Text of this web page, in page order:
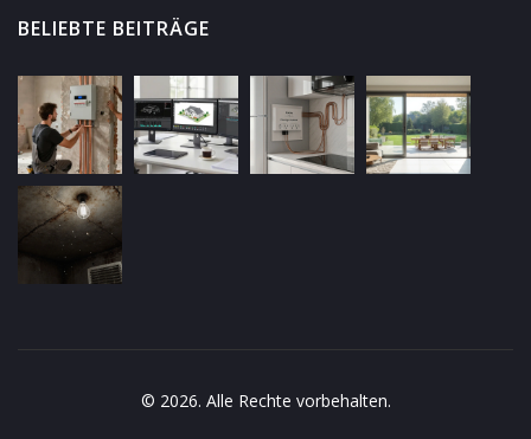
BELIEBTE BEITRÄGE
© 2026. Alle Rechte vorbehalten.